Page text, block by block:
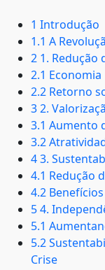
1 Introdução
1.1 A
2 1. Redução
2.1
2.2 Retorno
3 2.
3.1 Aumento
3.2
4 3.
4.1 Redução
4.2
5 4.
5.1
5.2
Crise